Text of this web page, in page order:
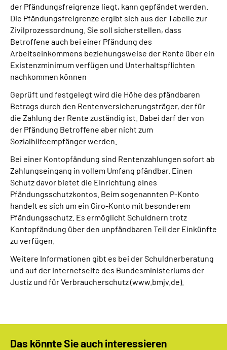
der Pfändungsfreigrenze liegt, kann gepfändet werden.
Die Pfändungsfreigrenze ergibt sich aus der Tabelle zur
Zivilprozessordnung. Sie soll sicherstellen, dass
Betroffene auch bei einer Pfändung des
Arbeitseinkommens beziehungsweise der Rente über ein
Existenzminimum verfügen und Unterhaltspflichten
nachkommen können
Geprüft und festgelegt wird die Höhe des pfändbaren
Betrags durch den Rentenversicherungsträger, der für
die Zahlung der Rente zuständig ist. Dabei darf der von
der Pfändung Betroffene aber nicht zum
Sozialhilfeempfänger werden.
Bei einer Kontopfändung sind Rentenzahlungen sofort ab
Zahlungseingang in vollem Umfang pfändbar. Einen
Schutz davor bietet die Einrichtung eines
Pfändungsschutzkontos. Beim sogenannten P-Konto
handelt es sich um ein Giro-Konto mit besonderem
Pfändungsschutz. Es ermöglicht Schuldnern trotz
Kontopfändung über den unpfändbaren Teil der Einkünfte
zu verfügen.
Weitere Informationen gibt es bei der Schuldnerberatung
und auf der Internetseite des Bundesministeriums der
Justiz und für Verbraucherschutz (www.bmjv.de).
Das könnte Sie auch interessieren